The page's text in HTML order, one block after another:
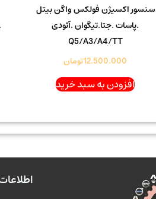
سنسور اکسیژن فولکس واگن بیتل
.پاسات .جتا.تیگوان .آئودی
Q5/A3/A4/TT
12.500.000تومان
افزودن به سبد خرید